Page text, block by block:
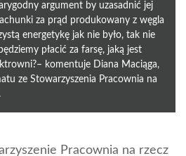
argument by uzasadnić jej
za prąd produkowany z węgla
energetykę jak nie było, tak nie
płacić za farsę, jaką jest
komentuje Diana Maciąga,
ze Stowarzyszenia Pracownia na
Pracownia na rzecz